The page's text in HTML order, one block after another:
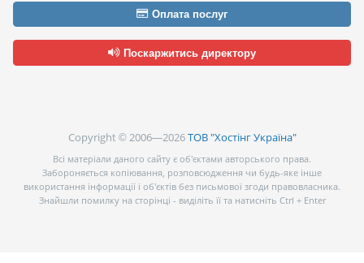
Оплата послуг
Поскаржитись директору
Copyright © 2006—2026ТОВ "Хостінг Україна"
Всі матеріали даного сайту є об’єктами авторського права.
Забороняється копіювання, розповсюдження чи будь-яке інше
використання інформації і об’єктів без письмової згоди правовласника.
Знайшли помилку на сторінці - виділіть її та натисніть Ctrl + Enter